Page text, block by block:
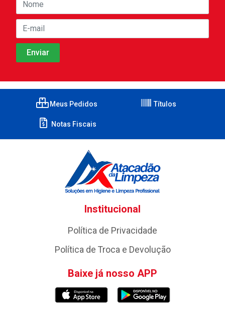
Meus Pedidos Títulos
Notas Fiscais
Institucional
Política de Privacidade
Política de Troca e Devolução
Baixe já nosso APP